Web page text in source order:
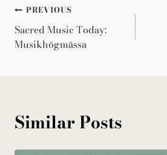
Inläggsnavigering
PREVIOUS
Sacred Music Today:
Musikhögmässa
Similar Posts